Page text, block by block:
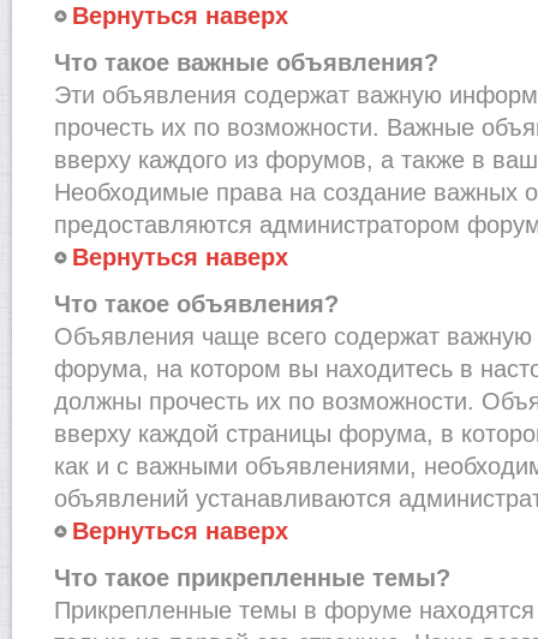
Вернуться наверх
Что такое важные объявления?
Эти объявления содержат важную
прочесть их по возможности. Важные
вверху каждого из форумов, а также в
Необходимые права на создание важных
предоставляются администратором
Вернуться наверх
Что такое объявления?
Объявления чаще всего содержат
форума, на котором вы находитесь в
должны прочесть их по возможности.
вверху каждой страницы форума, в
как и с важными объявлениями,
объявлений устанавливаются
Вернуться наверх
Что такое прикрепленные темы?
Прикрепленные темы в форуме